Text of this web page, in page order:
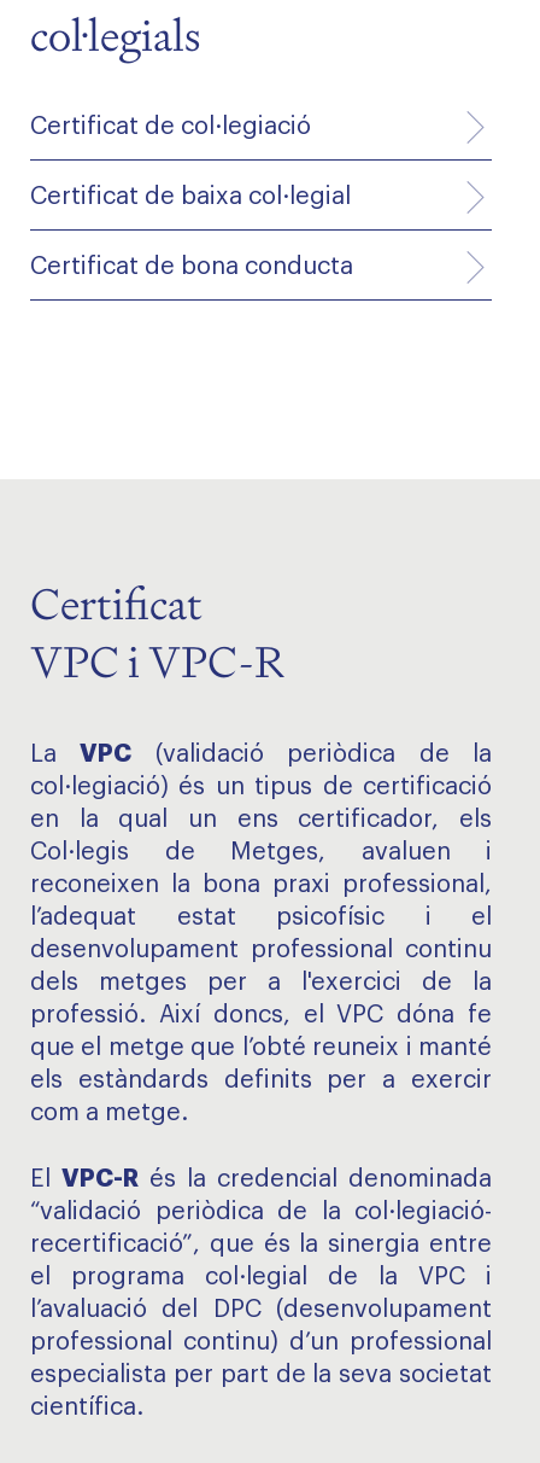
col·legials
Certificat de col·legiació
Certificat de baixa col·legial
Certificat de bona conducta
Certificat
VPC i VPC-R
La VPC (validació periòdica de la
col·legiació) és un tipus de certificació
en la qual un ens certificador, els
Col·legis de Metges, avaluen i
reconeixen la bona praxi professional,
l’adequat estat psicofísic i el
desenvolupament professional continu
dels metges per a l'exercici de la
professió. Així doncs, el VPC dóna fe
que el metge que l’obté reuneix i manté
els estàndards definits per a exercir
com a metge.
El VPC-R és la credencial denominada
“validació periòdica de la col·legiació-
recertificació”, que és la sinergia entre
el programa col·legial de la VPC i
l’avaluació del DPC (desenvolupament
professional continu) d’un professional
especialista per part de la seva societat
científica.